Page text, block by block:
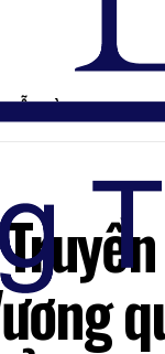
DIỄN ĐÀN